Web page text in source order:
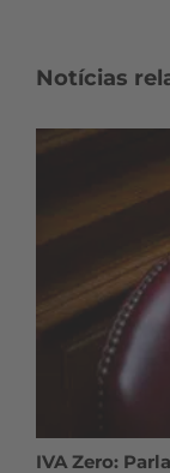
Notícias
IVA Zero: